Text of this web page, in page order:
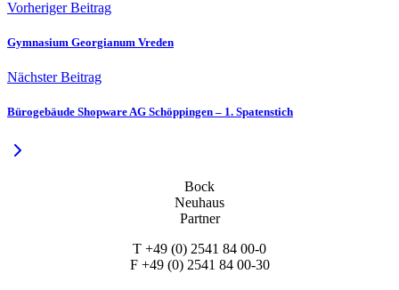
Vorheriger Beitrag
Gymnasium Georgianum Vreden
Nächster Beitrag
Bürogebäude Shopware AG Schöppingen – 1. Spatenstich
Bock
Neuhaus
Partner
T +49 (0) 2541 84 00-0
F +49 (0) 2541 84 00-30